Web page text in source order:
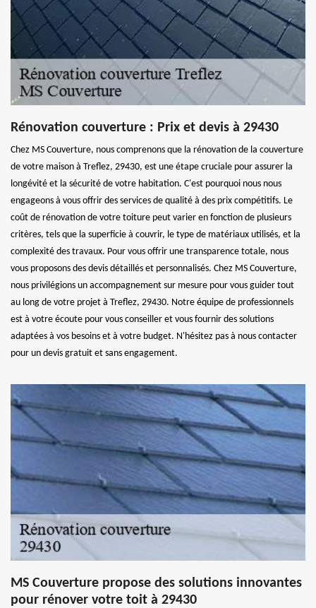
Rénovation couverture : Prix et devis à 29430
Chez MS Couverture, nous comprenons que la rénovation de la couverture
de votre maison à Treflez, 29430, est une étape cruciale pour assurer la
longévité et la sécurité de votre habitation. C'est pourquoi nous nous
engageons à vous offrir des services de qualité à des prix compétitifs. Le
coût de rénovation de votre toiture peut varier en fonction de plusieurs
critères, tels que la superficie à couvrir, le type de matériaux utilisés, et la
complexité des travaux. Pour vous offrir une transparence totale, nous
vous proposons des devis détaillés et personnalisés. Chez MS Couverture,
nous privilégions un accompagnement sur mesure pour vous guider tout
au long de votre projet à Treflez, 29430. Notre équipe de professionnels
est à votre écoute pour vous conseiller et vous fournir des solutions
adaptées à vos besoins et à votre budget. N'hésitez pas à nous contacter
pour un devis gratuit et sans engagement.
MS Couverture propose des solutions innovantes
pour rénover votre toit à 29430